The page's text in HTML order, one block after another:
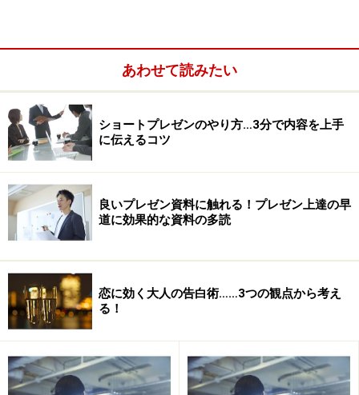
プレゼンのコツ6．できるだけ具体化して話す
プレゼンのコツ7．例え話を使って話す
プレゼンのコツ8．専門用語の取り扱いに気をつけ
プレゼンのコツ9．話のスピードや間で変化をつけ
る
プレゼンのコツ10．ボディランゲージを織り交ぜる
あわせて読みたい
ショートプレゼンのやり方…3分で内容を上手
に伝えるコツ
良いプレゼン資料に触れる！プレゼン上達の早
道に効果的な資料の多読
恋に効く大人の告白術……3つの観点から考え
る！